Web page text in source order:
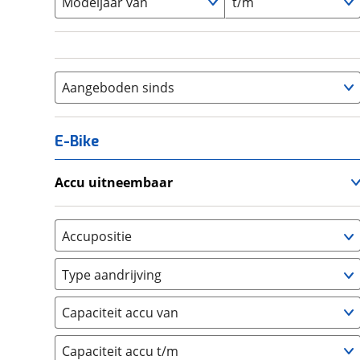
Aangeboden sinds
E-Bike
Accu uitneembaar
Nee, vast (0)
Accupositie
Bagagedrager (0)
Frame (0 )
Vloer (0
Achterbank (0)
Kofferbak (0)
Type aandrijving
Achterwiel (0)
Trapas
Voorwiel
Capaciteit accu van
Capaciteit accu t/m